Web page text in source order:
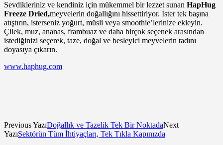
Sevdikleriniz ve kendiniz için mükemmel bir lezzet sunan HapHug
Freeze Dried,meyvelerin doğallığını hissettiriyor. İster tek başına
atıştırın, isterseniz yoğurt, müsli veya smoothie’lerinize ekleyin.
Çilek, muz, ananas, frambuaz ve daha birçok seçenek arasından
istediğinizi seçerek, taze, doğal ve besleyici meyvelerin tadını
doyasıya çıkarın.
www.haphug.com
Previous YazıDoğallık ve Tazelik Tek Bir NoktadaNext
YazıSektörün Tüm İhtiyaçları, Tek Tıkla Kapınızda